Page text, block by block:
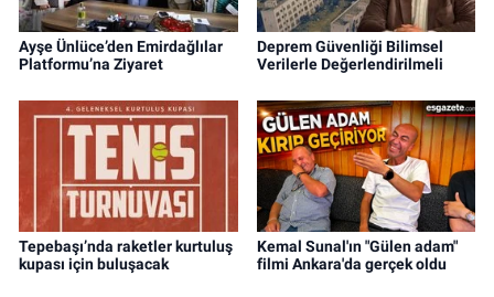
Ayşe Ünlüce’den Emirdağlılar
Platformu’na Ziyaret
Deprem Güvenliği Bilimsel
Verilerle Değerlendirilmeli
Tepebaşı’nda raketler kurtuluş
kupası için buluşacak
Kemal Sunal'ın "Gülen adam"
filmi Ankara'da gerçek oldu